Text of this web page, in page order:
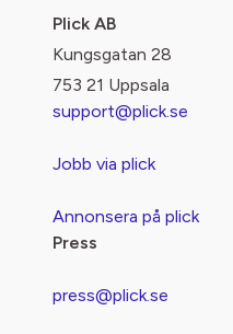
Plick AB
Kungsgatan 28
753 21 Uppsala
support@plick.se
Jobb via plick
Annonsera på plick
Press
press@plick.se